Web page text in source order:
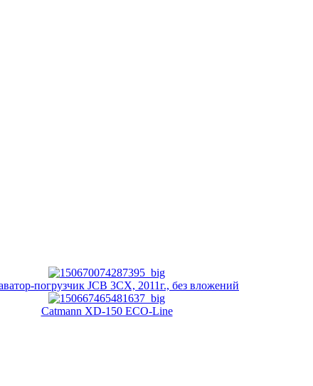
погрузчик JCB 3CX, 2011г., без вложений
Catmann XD-150 ECO-Line